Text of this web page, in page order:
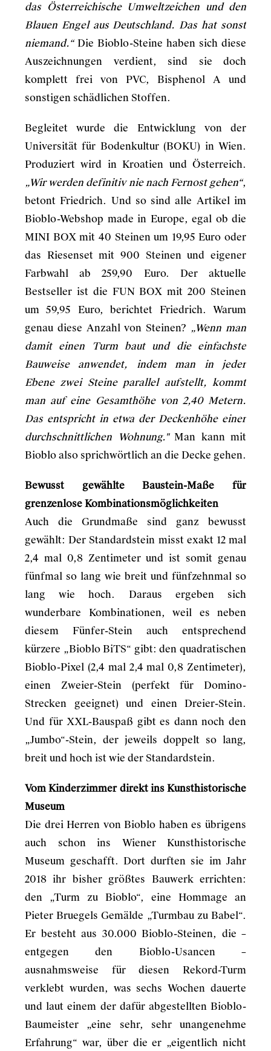
das Österreichische Umweltzeichen und den
Blauen Engel aus Deutschland. Das hat sonst
niemand.“Die Bioblo-Steine haben sich diese
Auszeichnungen verdient, sind sie doch
komplett frei von PVC, Bisphenol A und
sonstigen schädlichen Stoffen.
Begleitet wurde die Entwicklung von der
Universität für Bodenkultur (BOKU) in Wien.
Produziert wird in Kroatien und Österreich.
„Wir werden definitiv nie nach Fernost gehen“,
betont Friedrich. Und so sind alle Artikel im
Bioblo-Webshop made in Europe, egal ob die
MINI BOX mit 40 Steinen um 19,95 Euro oder
das Riesenset mit 900 Steinen und eigener
Farbwahl ab 259,90 Euro. Der aktuelle
Bestseller ist die FUN BOX mit 200 Steinen
um 59,95 Euro, berichtet Friedrich. Warum
genau diese Anzahl von Steinen? „Wenn man
damit einen Turm baut und die einfachste
Bauweise anwendet, indem man in jeder
Ebene zwei Steine parallel aufstellt, kommt
man auf eine Gesamthöhe von 2,40 Metern.
Das entspricht in etwa der Deckenhöhe einer
durchschnittlichen Wohnung."Man kann mit
Bioblo also sprichwörtlich an die Decke gehen.
Bewusst gewählte Baustein-Maße für
grenzenlose Kombinationsmöglichkeiten
Auch die Grundmaße sind ganz bewusst
gewählt: Der Standardstein misst exakt 12 mal
2,4 mal 0,8 Zentimeter und ist somit genau
fünfmal so lang wie breit und fünfzehnmal so
lang wie hoch. Daraus ergeben sich
wunderbare Kombinationen, weil es neben
diesem Fünfer-Stein auch entsprechend
kürzere „Bioblo BiTS“ gibt: den quadratischen
Bioblo-Pixel (2,4 mal 2,4 mal 0,8 Zentimeter),
einen Zweier-Stein (perfekt für Domino-
Strecken geeignet) und einen Dreier-Stein.
Und für XXL-Bauspaß gibt es dann noch den
„Jumbo“-Stein, der jeweils doppelt so lang,
breit und hoch ist wie der Standardstein.
Vom Kinderzimmer direkt ins Kunsthistorische
Museum
Die drei Herren von Bioblo haben es übrigens
auch schon ins Wiener Kunsthistorische
Museum geschafft. Dort durften sie im Jahr
2018 ihr bisher größtes Bauwerk errichten:
den „Turm zu Bioblo“, eine Hommage an
Pieter Bruegels Gemälde „Turmbau zu Babel“.
Er besteht aus 30.000 Bioblo-Steinen, die –
entgegen den Bioblo-Usancen –
ausnahmsweise für diesen Rekord-Turm
verklebt wurden, was sechs Wochen dauerte
und laut einem der dafür abgestellten Bioblo-
Baumeister „eine sehr, sehr unangenehme
Erfahrung“ war, über die er „eigentlich nicht